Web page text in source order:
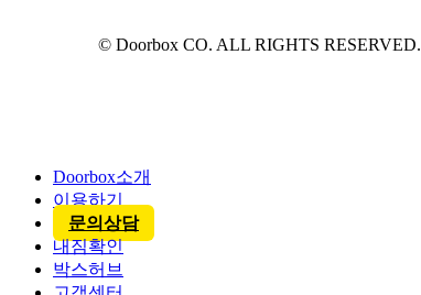
© Doorbox CO. ALL RIGHTS RESERVED.
Doorbox소개
이용하기
문의상담
내짐확인
박스허브